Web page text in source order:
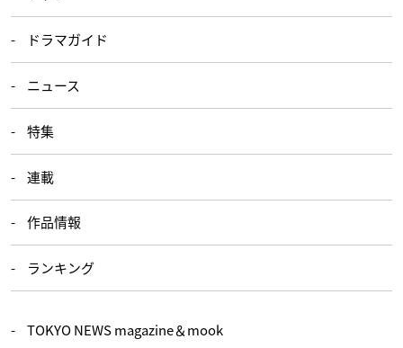
ドラマガイド
ニュース
特集
連載
作品情報
ランキング
TOKYO NEWS magazine＆mook